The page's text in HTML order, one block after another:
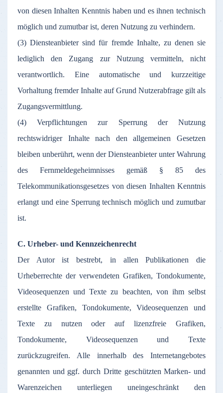
von diesen Inhalten Kenntnis haben und es ihnen technisch
möglich und zumutbar ist, deren Nutzung zu verhindern.
(3) Diensteanbieter sind für fremde Inhalte, zu denen sie
lediglich den Zugang zur Nutzung vermitteln, nicht
verantwortlich. Eine automatische und kurzzeitige
Vorhaltung fremder Inhalte auf Grund Nutzerabfrage gilt als
Zugangsvermittlung.
(4) Verpflichtungen zur Sperrung der Nutzung
rechtswidriger Inhalte nach den allgemeinen Gesetzen
bleiben unberührt, wenn der Diensteanbieter unter Wahrung
des Fernmeldegeheimnisses gemäß § 85 des
Telekommunikationsgesetzes von diesen Inhalten Kenntnis
erlangt und eine Sperrung technisch möglich und zumutbar
ist.
C. Urheber- und Kennzeichenrecht
Der Autor ist bestrebt, in allen Publikationen die
Urheberrechte der verwendeten Grafiken, Tondokumente,
Videosequenzen und Texte zu beachten, von ihm selbst
erstellte Grafiken, Tondokumente, Videosequenzen und
Texte zu nutzen oder auf lizenzfreie Grafiken,
Tondokumente, Videosequenzen und Texte
zurückzugreifen. Alle innerhalb des Internetangebotes
genannten und ggf. durch Dritte geschützten Marken- und
Warenzeichen unterliegen uneingeschränkt den